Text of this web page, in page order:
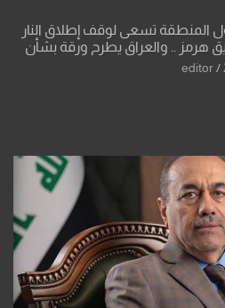
المنطقة تسعى لوقف إطلاق النار
هرمز .. والعراق يطرح ورقة بشأن
editor